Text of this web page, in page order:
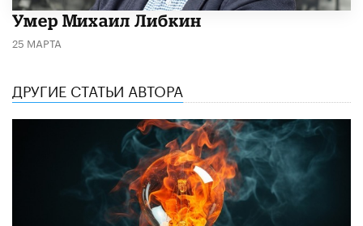
​Умер Михаил Либкин
25 МАРТА
ДРУГИЕ СТАТЬИ АВТОРА